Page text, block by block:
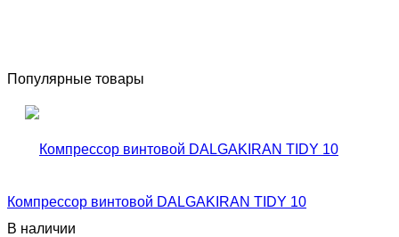
Популярные товары
Компрессор винтовой DALGAKIRAN TIDY 10
В наличии